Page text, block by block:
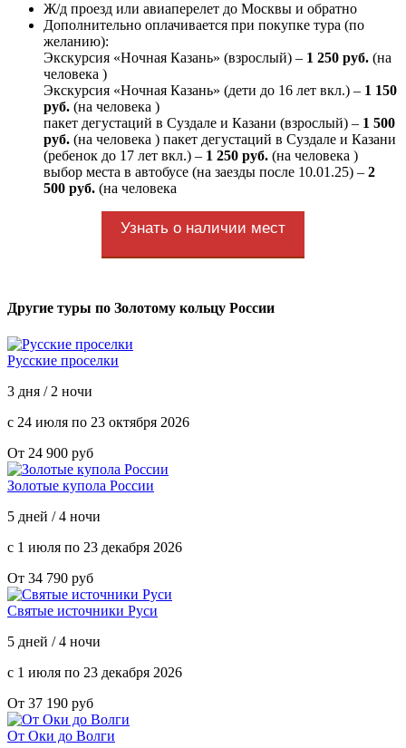
Ж/д проезд или авиаперелет до Москвы и обратно
Дополнительно оплачивается при покупке тура (по
желанию):
Экскурсия «Ночная Казань» (взрослый) – 1 250 руб. (на
человека )
Экскурсия «Ночная Казань» (дети до 16 лет вкл.) – 1 150
руб. (на человека )
пакет дегустаций в Суздале и Казани (взрослый) – 1 500
руб. (на человека ) пакет дегустаций в Суздале и Казани
(ребенок до 17 лет вкл.) – 1 250 руб. (на человека )
выбор места в автобусе (на заезды после 10.01.25) – 2
500 руб. (на человека
Узнать о наличии мест
Другие туры по Золотому кольцу России
Русские проселки
3 дня / 2 ночи
с 24 июля по 23 октября 2026
От 24 900 руб
Золотые купола России
5 дней / 4 ночи
с 1 июля по 23 декабря 2026
От 34 790 руб
Святые источники Руси
5 дней / 4 ночи
с 1 июля по 23 декабря 2026
От 37 190 руб
От Оки до Волги